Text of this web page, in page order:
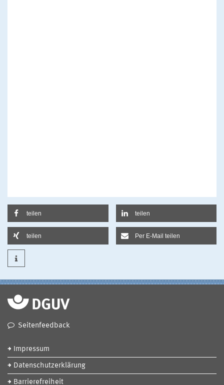
teilen teilen
teilen Per E-Mail teilen
Seitenfeedback
Impressum
Datenschutzerklärung
Barrierefreiheit